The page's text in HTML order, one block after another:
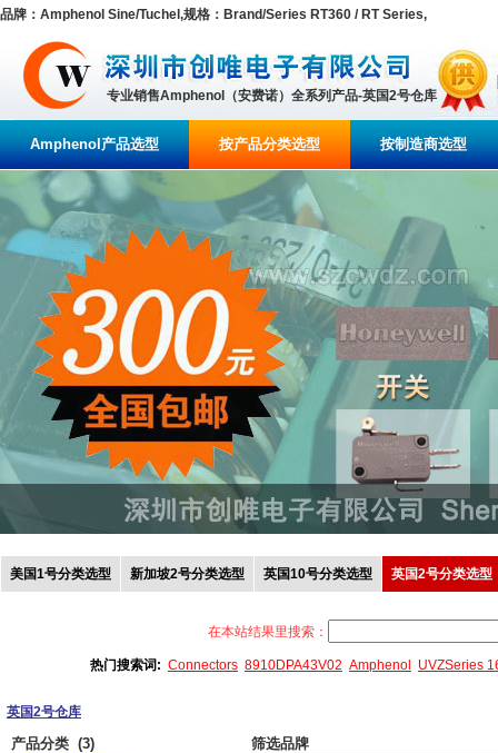
品牌：Amphenol Sine/Tuchel,规格：Brand/Series RT360 / RT Series,
专业销售Amphenol（安费诺）全系列产品-英国2号仓库
Amphenol产品选型 按产品分类选型 按制造商选型
美国1号分类选型 新加坡2号分类选型 英国10号分类选型 英国2号分类选型
在本站结果里搜索：
热门搜索词: Connectors 8910DPA43V02 Amphenol UVZSeries
英国2号仓库
产品分类 (3) 筛选品牌